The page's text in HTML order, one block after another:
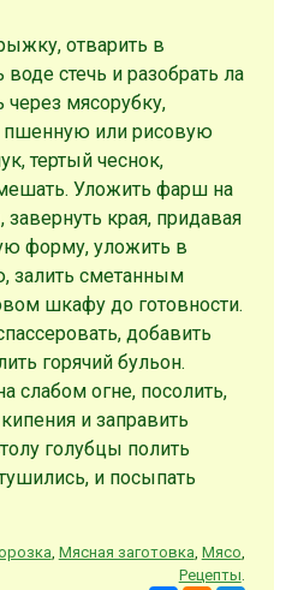
отварить в
стечь и разобрать ла
через мясорубку,
пшенную или рисовую
тертый чеснок,
Уложить фарш на
края, придавая
форму, уложить в
залить сметанным
шкафу до готовности.
добавить
горячий бульон.
слабом огне, посолить,
и заправить
голубцы полить
и посыпать
, Мясная заготовка, Мясо,
Рецепты.